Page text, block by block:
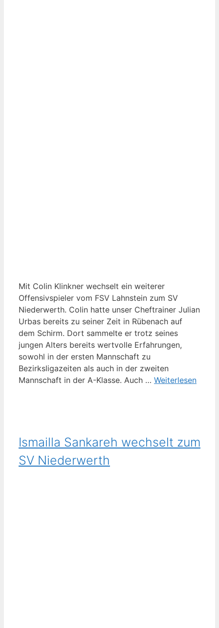
Mit Colin Klinkner wechselt ein weiterer
Offensivspieler vom FSV Lahnstein zum SV
Niederwerth. Colin hatte unser Cheftrainer Julian
Urbas bereits zu seiner Zeit in Rübenach auf
dem Schirm. Dort sammelte er trotz seines
jungen Alters bereits wertvolle Erfahrungen,
sowohl in der ersten Mannschaft zu
Bezirksligazeiten als auch in der zweiten
Mannschaft in der A-Klasse. Auch … Weiterlesen
Ismailla Sankareh wechselt zum
SV Niederwerth